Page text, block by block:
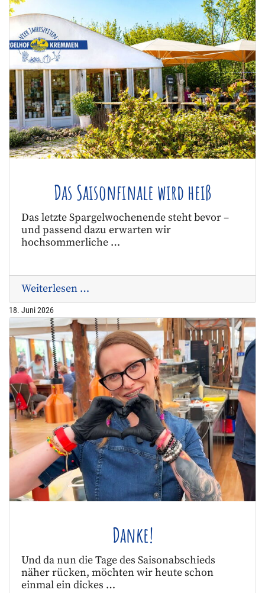
Das Saisonfinale wird heiß
Das letzte Spargelwochenende steht bevor –
und passend dazu erwarten wir
hochsommerliche …
Weiterlesen …
18. Juni 2026
Danke!
Und da nun die Tage des Saisonabschieds
näher rücken, möchten wir heute schon
einmal ein dickes …